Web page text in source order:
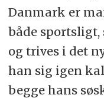
Danmark er
både
og trives i det
han sig igen
begge hans